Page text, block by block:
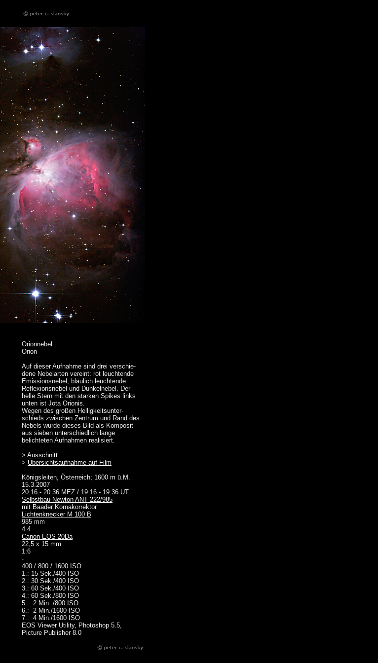
Orionnebel
Orion
Auf dieser Aufnahme sind drei verschie-
dene Nebelarten vereint: rot leuchtende
Emissionsnebel, bläulich leuchtende
Reflexionsnebel und Dunkelnebel. Der
helle Stern mit den starken Spikes links
unten ist Jota Orionis.
Wegen des großen Helligkeitsunter-
schieds zwischen Zentrum und Rand des
Nebels wurde dieses Bild als Komposit
aus sieben unterschiedlich lange
belichteten Aufnahmen realisiert.
> Ausschnitt
> Übersichtsaufnahme auf Film
Königsleiten, Österreich; 1600 m ü.M.
15.3.2007
20:16 - 20:36 MEZ / 19:16 - 19:36 UT
Selbstbau-Newton ANT 222/985
mit Baader Komakorrektor
Lichtenknecker M 100 B
985 mm
4.4
Canon EOS 20Da
22,5 x 15 mm
1:6
-
400 / 800 / 1600 ISO
1.: 15 Sek./400 ISO
2.: 30 Sek./400 ISO
3.: 60 Sek./400 ISO
4.: 60 Sek./800 ISO
5.: 2 Min. /800 ISO
6.: 2 Min./1600 ISO
7.: 4 Min./1600 ISO
EOS Viewer Utility, Photoshop 5.5,
Picture Publisher 8.0